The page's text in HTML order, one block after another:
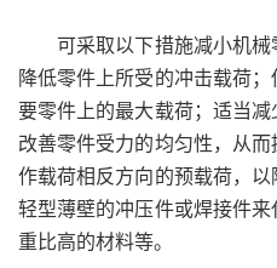
可采取以下措施减小机械
降低零件上所受的冲击载荷
要零件上的最大载荷；适当
改善零件受力的均匀性，从
作载荷相反方向的预载荷，
轻型薄壁的冲压件或焊接件
重比高的材料等。